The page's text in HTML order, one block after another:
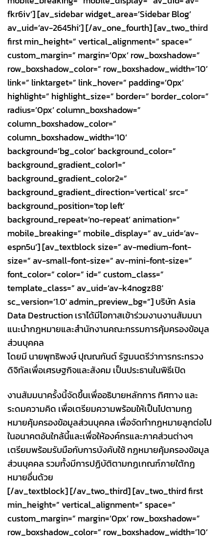
fkr6iv’] [av_sidebar widget_area=’Sidebar Blog’
av_uid=’av-2645hi’] [/av_one_fourth] [av_two_third
first min_height=” vertical_alignment=” space=”
custom_margin=” margin=’0px’ row_boxshadow=”
row_boxshadow_color=” row_boxshadow_width=’10’
link=” linktarget=” link_hover=” padding=’0px’
highlight=” highlight_size=” border=” border_color=”
radius=’0px’ column_boxshadow=”
column_boxshadow_color=”
column_boxshadow_width=’10’
background=’bg_color’ background_color=”
background_gradient_color1=”
background_gradient_color2=”
background_gradient_direction=’vertical’ src=”
background_position=’top left’
background_repeat=’no-repeat’ animation=”
mobile_breaking=” mobile_display=” av_uid=’av-
espn5u’] [av_textblock size=” av-medium-font-
size=” av-small-font-size=” av-mini-font-size=”
font_color=” color=” id=” custom_class=”
template_class=” av_uid=’av-k4nogz88′
sc_version=’1.0′ admin_preview_bg=”] บริษัท Asia
Data Destruction เราได้มีโอกาสเข้าร่วมงานงานสัมมนา
แนะนำกฎหมายและสำนักงานคณะกรรมการคุ้มครองข้อมูล
ส่วนบุคคล
โดยมี นายพุทธิพงษ์ ปุณณกันต์ รัฐมนตรีว่าการกระทรวง
ดิจิทัลเพื่อเศรษฐกิจและสังคม เป็นประธานในพิธีเปิด
งานสัมมนาครั้งนี้จัดขึ้นเพื่ออธิบายหลักการ ทิศทาง และ
ระดมความคิด เพื่อเตรียมความพร้อมให้เป็นไปตามกฏ
หมายคุ้มครองข้อมูลส่วนบุคคล เพื่อจัดทำกฏหมายลูกต่อไป
ในอนาคตอันใกล้นี้และเพื่อให้องค์กรและภาคส่วนต่างๆ
เตรียมพร้อมรับมือกับการบังคับใช้ กฏหมายคุ้มครองข้อมูล
ส่วนบุคคล รวมทั้งมีการปฏิบัติตามกฏเกณฑ์ภายใต้กฏ
หมายอื่นด้วย
[/av_textblock] [/av_two_third] [av_two_third first
min_height=” vertical_alignment=” space=”
custom_margin=” margin=’0px’ row_boxshadow=”
row_boxshadow_color=” row_boxshadow_width=’10’